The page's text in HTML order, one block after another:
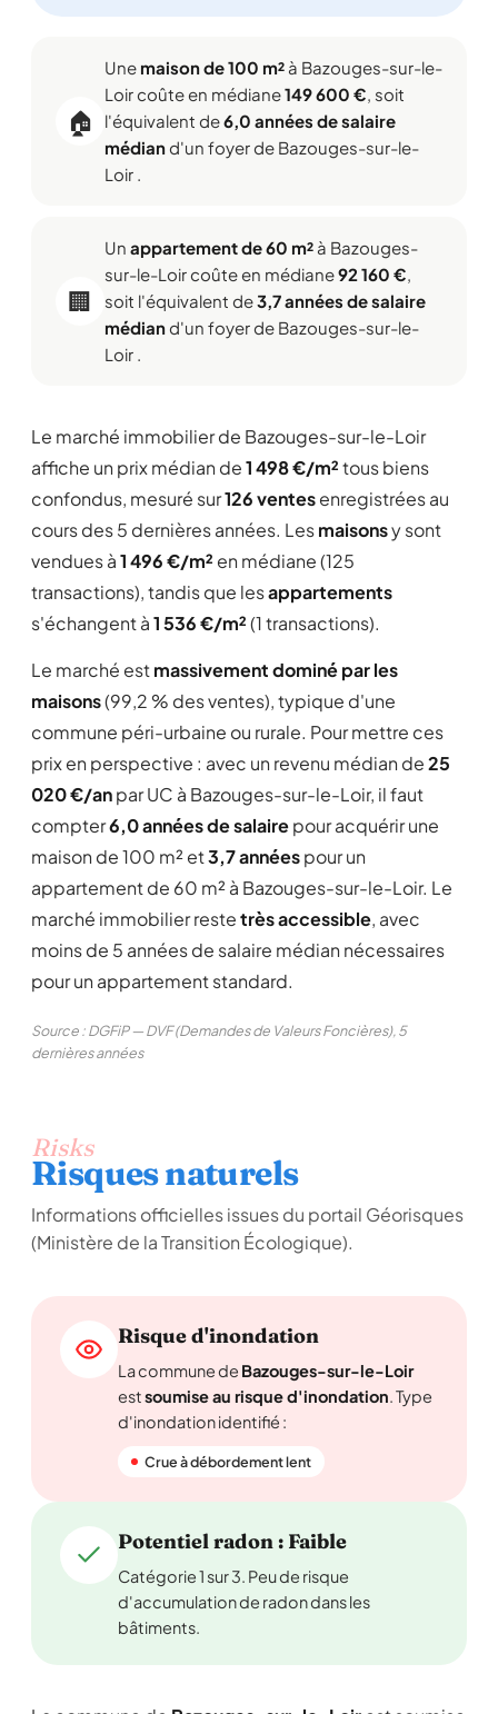
🏠
Une maison de 100 m² à Bazouges-sur-le-
Loir coûte en médiane149 600 €, soit
l'équivalent de6,0 années de salaire
médiand'un foyer de Bazouges-sur-le-
Loir .
🏢
Un appartement de 60 m² à Bazouges-
sur-le-Loir coûte en médiane92 160 €,
soit l'équivalent de3,7 années de salaire
médiand'un foyer de Bazouges-sur-le-
Loir .
Le marché immobilier de Bazouges-sur-le-Loir
affiche un prix médian de1 498 €/m²tous biens
confondus, mesuré sur126 ventesenregistrées au
cours des 5 dernières années. Lesmaisonsy sont
vendues à1 496 €/m² en médiane (125
transactions), tandis que lesappartements
s'échangent à1 536 €/m²(1 transactions).
Le marché estmassivement dominé par les
maisons(99,2 % des ventes), typique d'une
commune péri-urbaine ou rurale. Pour mettre ces
prix en perspective : avec un revenu médian de25
020 €/anpar UC à Bazouges-sur-le-Loir, il faut
compter6,0 années de salairepour acquérir une
maison de 100 m² et3,7 annéespour un
appartement de 60 m² à Bazouges-sur-le-Loir. Le
marché immobilier restetrès accessible, avec
moins de 5 années de salaire médian nécessaires
pour un appartement standard.
Source : DGFiP — DVF (Demandes de Valeurs Foncières), 5
dernières années
Risks
Risques naturels
Informations officielles issues du portail Géorisques
(Ministère de la Transition Écologique).
Risque d'inondation
La commune de Bazouges-sur-le-Loir
estsoumise au risque d'inondation. Type
d'inondation identifié :
Crue à débordement lent
Potentiel radon : Faible
Catégorie 1 sur 3. Peu de risque
d'accumulation de radon dans les
bâtiments.